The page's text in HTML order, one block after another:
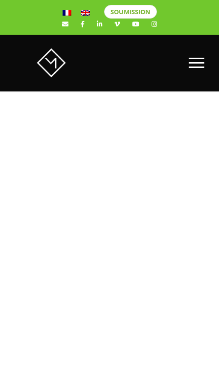
SOUMISSION